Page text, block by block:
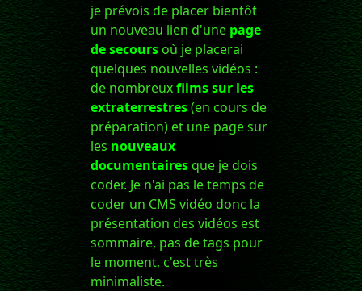
je prévois de placer bientôt
un nouveau lien d'une page
de secours où je placerai
quelques nouvelles vidéos :
de nombreuxfilms sur les
extraterrestres(en cours de
préparation) et une page sur
les nouveaux
documentairesque je dois
coder. Je n'ai pas le temps de
coder un CMS vidéo donc la
présentation des vidéos est
sommaire, pas de tags pour
le moment, c'est très
minimaliste.